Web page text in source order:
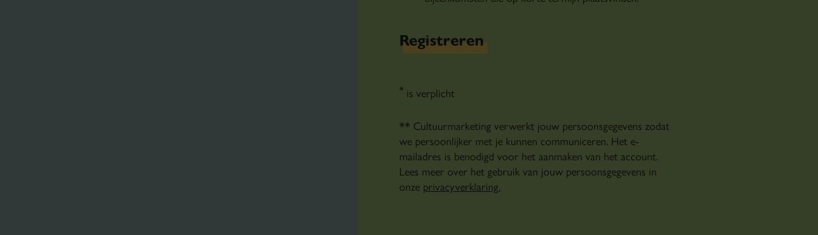
Registreren
* is verplicht
** Cultuurmarketing verwerkt jouw persoonsgegevens zodat
we persoonlijker met je kunnen communiceren. Het e-
mailadres is benodigd voor het aanmaken van het account.
Lees meer over het gebruik van jouw persoonsgegevens in
onze privacyverklaring.